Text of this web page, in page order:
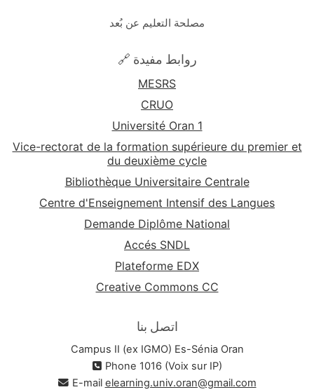
مصلحة التعليم عن بُعد
🔗 روابط مفيدة
MESRS
CRUO
Université Oran 1
Vice-rectorat de la formation supérieure du premier et
du deuxième cycle
Bibliothèque Universitaire Centrale
Centre d'Enseignement Intensif des Langues
Demande Diplôme National
Accés SNDL
Plateforme EDX
Creative Commons CC
اتصل بنا
Campus II (ex IGMO) Es-Sénia Oran
Phone 1016 (Voix sur IP)
E-mail elearning.univ.oran@gmail.com